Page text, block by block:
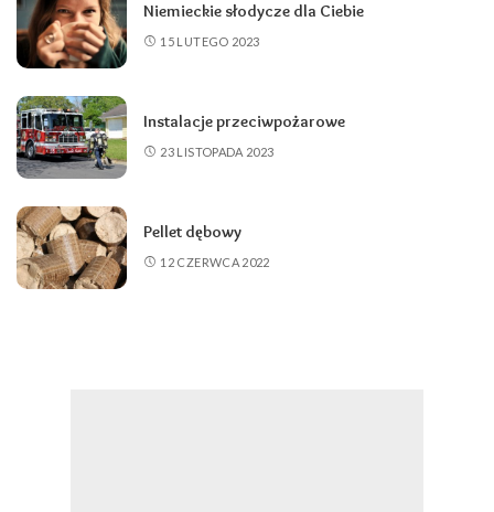
Niemieckie słodycze dla Ciebie
15 LUTEGO 2023
Instalacje przeciwpożarowe
23 LISTOPADA 2023
Pellet dębowy
12 CZERWCA 2022